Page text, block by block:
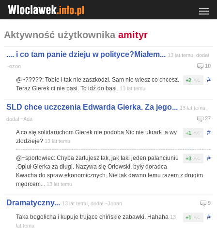
Aktywność użytkownika amityr
.... i co tam panie dzieju w polityce?Miałem... 13 lat temu, dodał
~ozon
10
#
+2
@~?????: Tobie i tak nie zaszkodzi. Sam nie wiesz co chcesz.
Teraz Gierek ci nie pasi. To idź do basi. 13 lat temu
SLD chce uczczenia Edwarda Gierka. Za jego... 13 lat temu,
dodał ~Ada
27
#
+1
A co się solidaruchom Gierek nie podoba.Nic nie ukradł ,a wy
złodzieje? 13 lat temu
#
+3
@~sportowiec: Chyba żartujesz tak, jak taki jeden palanciuniu
.Opluł Gierka za długi. Nazywa się Orłowski, były doradca
Kwacha do spraw ekonomicznych. Nie tak dawno temu razem z drugim
mędrcem... 13 lat temu
Dramatyczny... 13 lat temu, dodał ~Johan 9
#
+1
Taka bogolicha i kupuje trujące chińskie zabawki. Hahaha 13
lat temu